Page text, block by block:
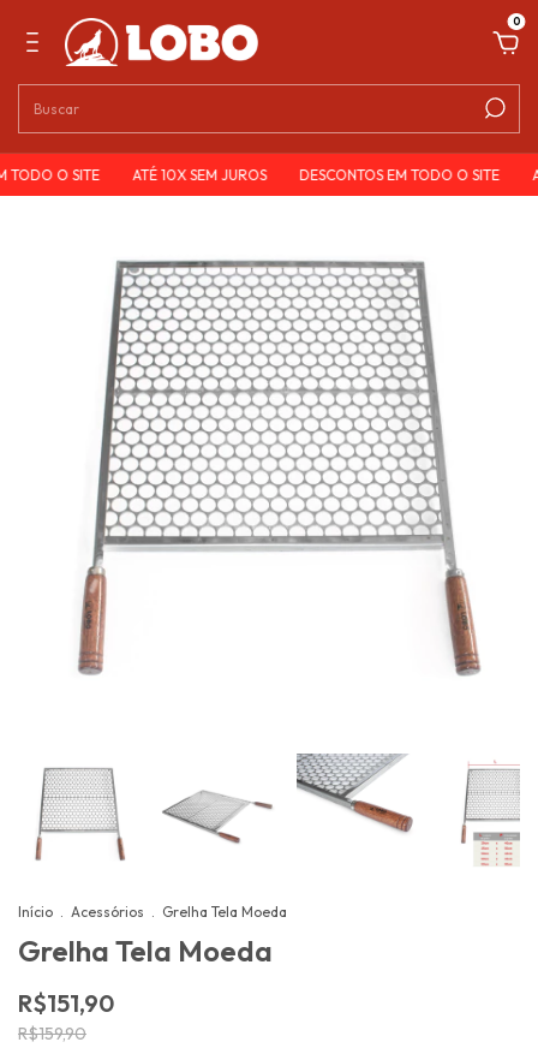
0
O SITE ATÉ 10X SEM JUROS DESCONTOS EM TODO O SITE
Início . Acessórios . Grelha Tela Moeda
Grelha Tela Moeda
R$151,90
R$159,90